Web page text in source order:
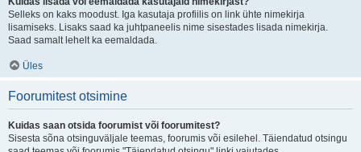
Selleks on kaks moodust. Iga kasutaja profiilis on link ühte nimekirja
lisamiseks. Lisaks saad ka juhtpaneelis nime sisestades lisada nimekirja.
Saad samalt lehelt ka eemaldada.
Üles
Foorumitest otsimine
Kuidas saan otsida foorumist või foorumitest?
Sisesta sõna otsinguväljale teemas, foorumis või esilehel. Täiendatud otsingu